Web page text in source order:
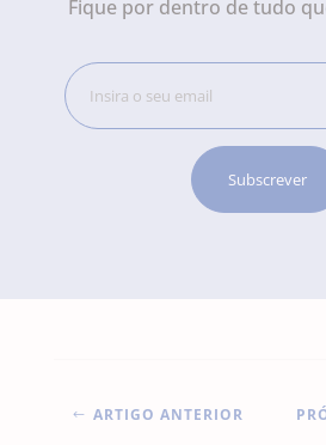
Fique por dentro de tudo
# ARTIGO ANTERIOR